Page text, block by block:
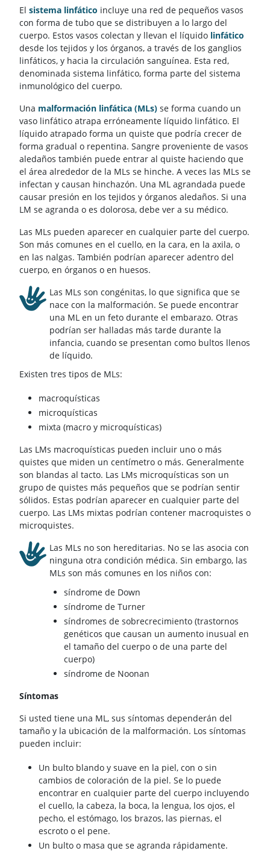
El sistema linfático incluye una red de pequeños vasos
con forma de tubo que se distribuyen a lo largo del
cuerpo. Estos vasos colectan y llevan el líquido linfático
desde los tejidos y los órganos, a través de los ganglios
linfáticos, y hacia la circulación sanguínea. Esta red,
denominada sistema linfático, forma parte del sistema
inmunológico del cuerpo.
Una malformación linfática (MLs) se forma cuando un
vaso linfático atrapa erróneamente líquido linfático. El
líquido atrapado forma un quiste que podría crecer de
forma gradual o repentina. Sangre proveniente de vasos
aledaños también puede entrar al quiste haciendo que
el área alrededor de la MLs se hinche. A veces las MLs se
infectan y causan hinchazón. Una ML agrandada puede
causar presión en los tejidos y órganos aledaños. Si una
LM se agranda o es dolorosa, debe ver a su médico.
Las MLs pueden aparecer en cualquier parte del cuerpo.
Son más comunes en el cuello, en la cara, en la axila, o
en las nalgas. También podrían aparecer adentro del
cuerpo, en órganos o en huesos.
Las MLs son congénitas, lo que significa que se
nace con la malformación. Se puede encontrar
una ML en un feto durante el embarazo. Otras
podrían ser halladas más tarde durante la
infancia, cuando se presentan como bultos llenos
de líquido.
Existen tres tipos de MLs:
macroquísticas
microquísticas
mixta (macro y microquísticas)
Las LMs macroquísticas pueden incluir uno o más
quistes que miden un centímetro o más. Generalmente
son blandas al tacto. Las LMs microquísticas son un
grupo de quistes más pequeños que se podrían sentir
sólidos. Estas podrían aparecer en cualquier parte del
cuerpo. Las LMs mixtas podrían contener macroquistes o
microquistes.
Las MLs no son hereditarias. No se las asocia con
ninguna otra condición médica. Sin embargo, las
MLs son más comunes en los niños con:
síndrome de Down
síndrome de Turner
síndromes de sobrecrecimiento (trastornos
genéticos que causan un aumento inusual en
el tamaño del cuerpo o de una parte del
cuerpo)
síndrome de Noonan
Síntomas
Si usted tiene una ML, sus síntomas dependerán del
tamaño y la ubicación de la malformación. Los síntomas
pueden incluir:
Un bulto blando y suave en la piel, con o sin
cambios de coloración de la piel. Se lo puede
encontrar en cualquier parte del cuerpo incluyendo
el cuello, la cabeza, la boca, la lengua, los ojos, el
pecho, el estómago, los brazos, las piernas, el
escroto o el pene.
Un bulto o masa que se agranda rápidamente.